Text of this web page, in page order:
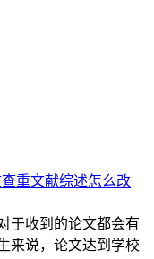
重文献综述怎么改
于收到的论文都会有
来说，论文达到学校